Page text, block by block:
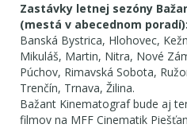
Zastávky letnej sezóny
(mestá v abecednom poradí):
Banská Bystrica, Hlohovec,
Mikuláš, Martin, Nitra, Nové
Púchov, Rimavská Sobota,
Trenčín, Trnava, Žilina.
Bažant Kinematograf bude aj
filmov na MFF Cinematik